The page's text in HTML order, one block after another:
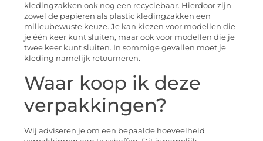
kledingzakken ook nog een recyclebaar. Hierdoor zijn
zowel de papieren als plastic kledingzakken een
milieubewuste keuze. Je kan kiezen voor modellen die
je één keer kunt sluiten, maar ook voor modellen die je
twee keer kunt sluiten. In sommige gevallen moet je
kleding namelijk retourneren.
Waar koop ik deze
verpakkingen?
Wij adviseren je om een bepaalde hoeveelheid